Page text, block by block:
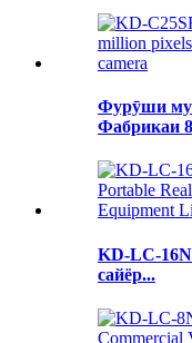
Фурӯши
Фабрикаи
KD-LC-
сайёр...